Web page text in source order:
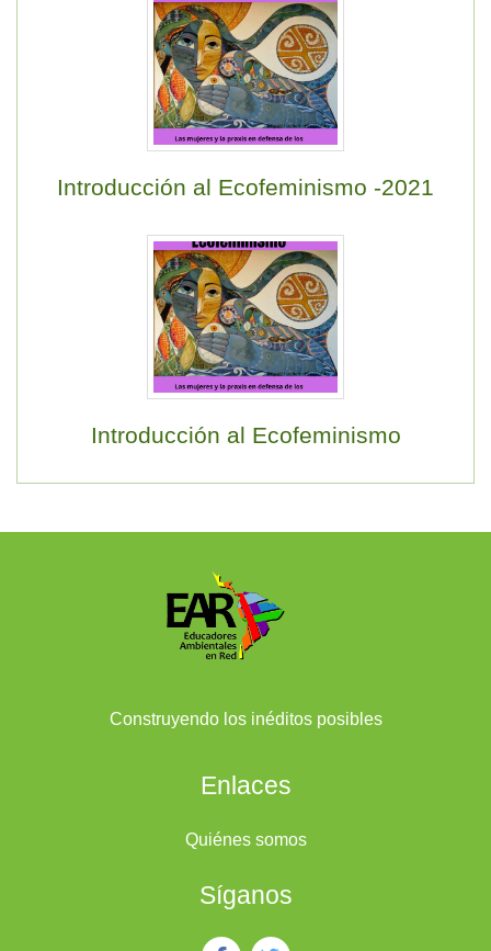
Introducción al Ecofeminismo -2021
Introducción al Ecofeminismo
Bloques
Construyendo los inéditos posibles
Enlaces
Quiénes somos
Síganos